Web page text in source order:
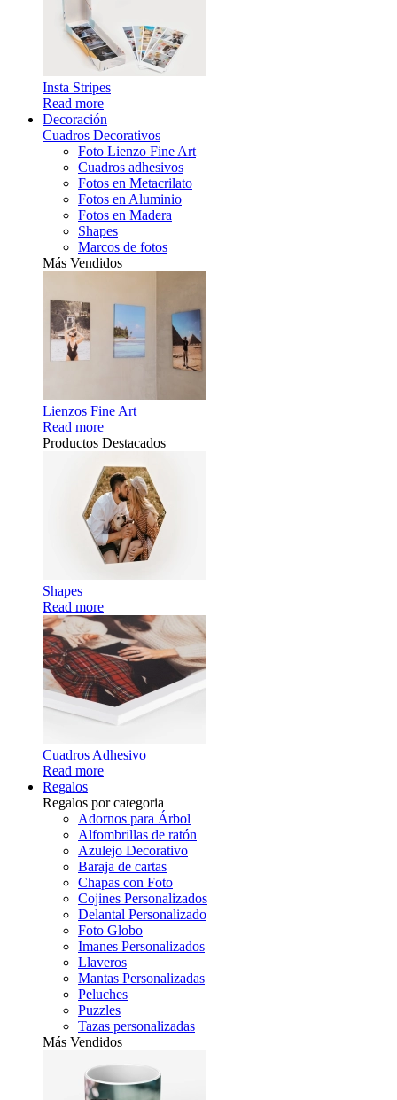
Insta Stripes
Read more
Decoración
Cuadros Decorativos
Foto Lienzo Fine Art
Cuadros adhesivos
Fotos en Metacrilato
Fotos en Aluminio
Fotos en Madera
Shapes
Marcos de fotos
Más Vendidos
Lienzos Fine Art
Read more
Productos Destacados
Shapes
Read more
Cuadros Adhesivo
Read more
Regalos
Regalos por categoria
Adornos para Árbol
Alfombrillas de ratón
Azulejo Decorativo
Baraja de cartas
Chapas con Foto
Cojines Personalizados
Delantal Personalizado
Foto Globo
Imanes Personalizados
Llaveros
Mantas Personalizadas
Peluches
Puzzles
Tazas personalizadas
Más Vendidos